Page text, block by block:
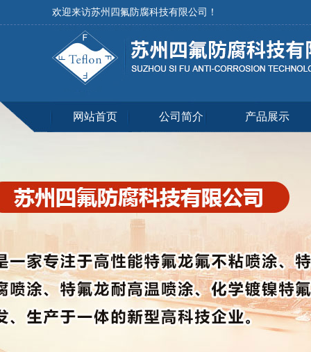
欢迎来访苏州四氟防腐科技有限公司！
网站首页 公司简介 产品展示